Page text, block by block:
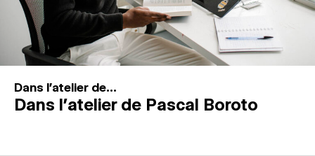
Dans l'atelier de...
Dans l’atelier de Pascal Boroto